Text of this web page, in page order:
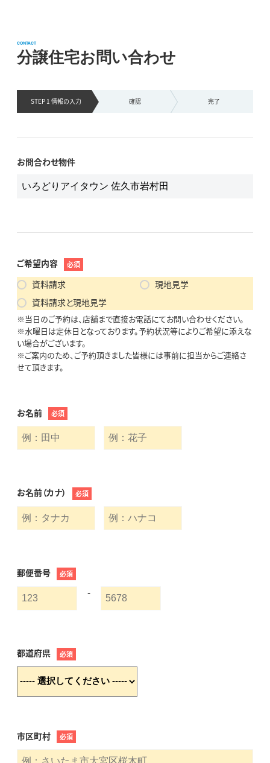
分譲住宅お問い合わせ
CONTACT
STEP 1 情報の入力 確認 完了
お問合わせ物件
ご希望内容 必須
資料請求
現地見学
資料請求と現地見学
※当日のご予約は、店舗まで直接お電話にてお問い合わせください。
※水曜日は定休日となっております。予約状況等によりご希望に添えな
い場合がございます。
※ご案内のため、ご予約頂きました皆様には事前に担当からご連絡さ
せて頂きます。
お名前 必須
お名前（カナ） 必須
郵便番号 必須
-
都道府県 必須
市区町村 必須